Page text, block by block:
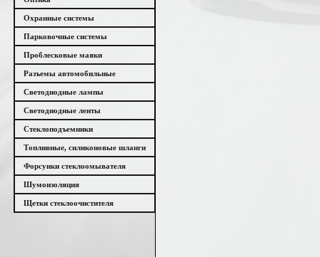
Охранные системы
Парковочные системы
Проблесковые маяки
Разъемы автомобильные
Светодиодные лампы
Светодиодные ленты
Стеклоподъемники
Топливные, силиконовые шланги
Форсунки стеклоомывателя
Шумоизоляция
Щетки стеклоочистителя